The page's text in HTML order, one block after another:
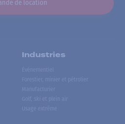
de location
Industries
Événementiel
Forestier, minier et pétrolier
Manufacturier
Golf, ski et plein air
Usage extrême